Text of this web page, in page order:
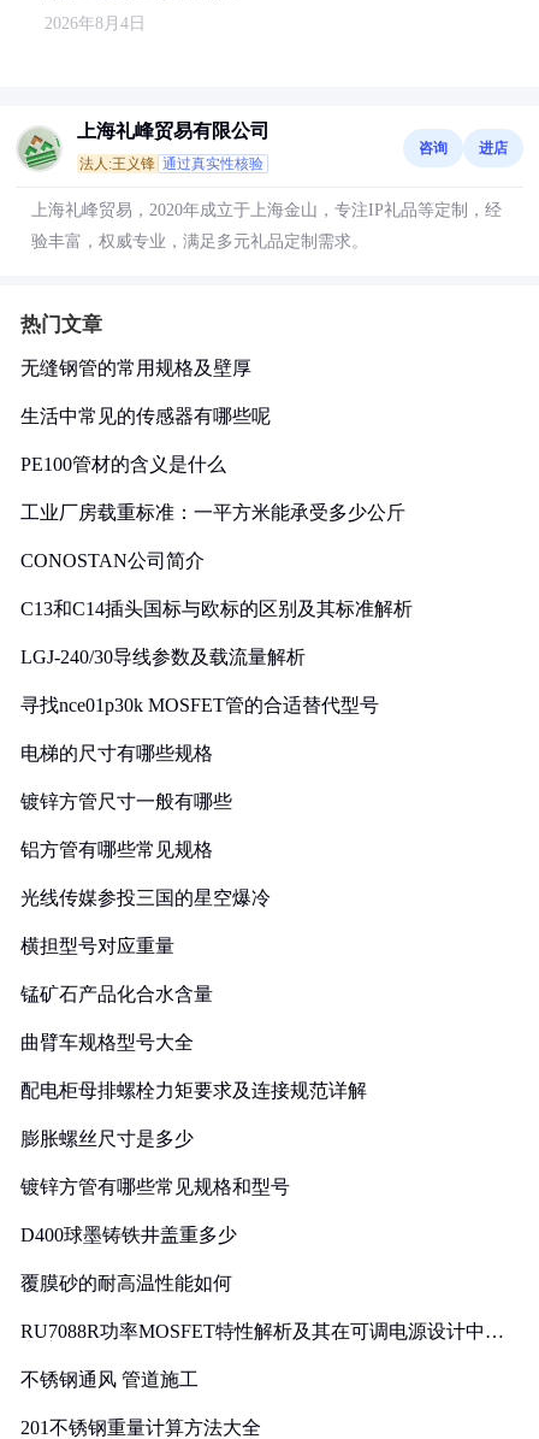
2026年8月4日
上海礼峰贸易有限公司
法人:王义锋 通过真实性核验
咨询 进店
上海礼峰贸易，2020年成立于上海金山，专注IP礼品等定制，经
验丰富，权威专业，满足多元礼品定制需求。
热门文章
无缝钢管的常用规格及壁厚
生活中常见的传感器有哪些呢
PE100管材的含义是什么
工业厂房载重标准：一平方米能承受多少公斤
CONOSTAN公司简介
C13和C14插头国标与欧标的区别及其标准解析
LGJ-240/30导线参数及载流量解析
寻找nce01p30k MOSFET管的合适替代型号
电梯的尺寸有哪些规格
镀锌方管尺寸一般有哪些
铝方管有哪些常见规格
光线传媒参投三国的星空爆冷
横担型号对应重量
锰矿石产品化合水含量
曲臂车规格型号大全
配电柜母排螺栓力矩要求及连接规范详解
膨胀螺丝尺寸是多少
镀锌方管有哪些常见规格和型号
D400球墨铸铁井盖重多少
覆膜砂的耐高温性能如何
RU7088R功率MOSFET特性解析及其在可调电源设计中的
不锈钢通风 管道施工
201不锈钢重量计算方法大全